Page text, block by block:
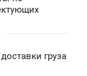
груза